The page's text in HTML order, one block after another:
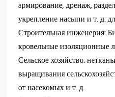
армирование, дренаж,
укрепление насыпи и т. д.
Строительная инженерия:
кровельные изоляционные
Сельское хозяйство:
выращивания
от насекомых и т. д.